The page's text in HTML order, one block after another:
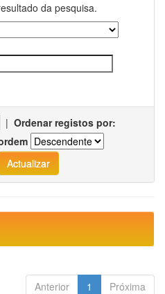
da pesquisa.
| Ordenar registos por:
Anterior 1 Próxima